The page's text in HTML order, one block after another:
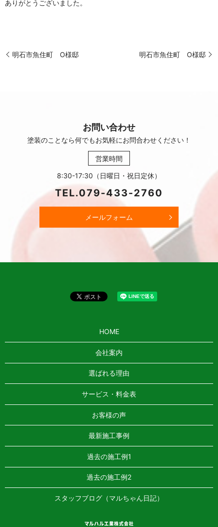
ありがとうございました。
明石市魚住町 O様邸 明石市魚住町 O様邸
お問い合わせ
塗装のことなら何でもお気軽にお問合わせください！
営業時間
8:30-17:30（日曜日・祝日定休）
TEL.079-433-2760
メールフォーム
HOME
会社案内
選ばれる理由
サービス・料金表
お客様の声
最新施工事例
過去の施工例1
過去の施工例2
スタッフブログ（マルちゃん日記）